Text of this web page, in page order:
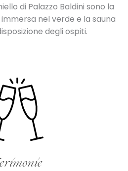
di Palazzo Baldini sono la
nel verde e la sauna
degli ospiti.